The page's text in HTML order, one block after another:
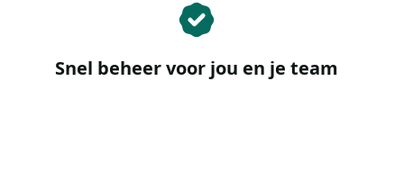
Snel beheer voor jou en je team